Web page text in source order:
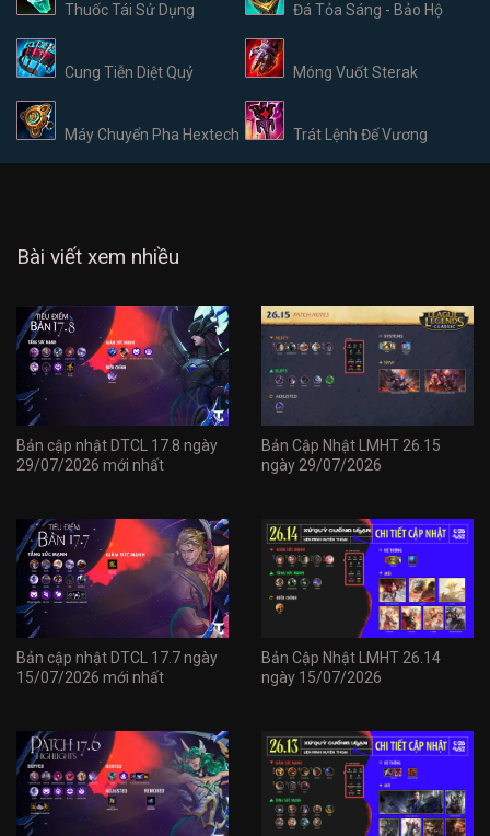
Thuốc Tái Sử Dụng Đá Tỏa Sáng - Bảo Hộ
Cung Tiễn Diệt Quỷ Móng Vuốt Sterak
Máy Chuyển Pha Hextech Trát Lệnh Đế Vương
Bài viết xem nhiều
Bản cập nhật DTCL 17.8 ngày
29/07/2026 mới nhất
Bản Cập Nhật LMHT 26.15
ngày 29/07/2026
Bản cập nhật DTCL 17.7 ngày
15/07/2026 mới nhất
Bản Cập Nhật LMHT 26.14
ngày 15/07/2026